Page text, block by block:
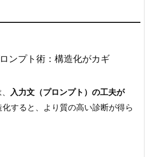
ンプト術：構造化がカギ
入力文（プロンプト）の工夫が
すると、より質の高い診断が得ら